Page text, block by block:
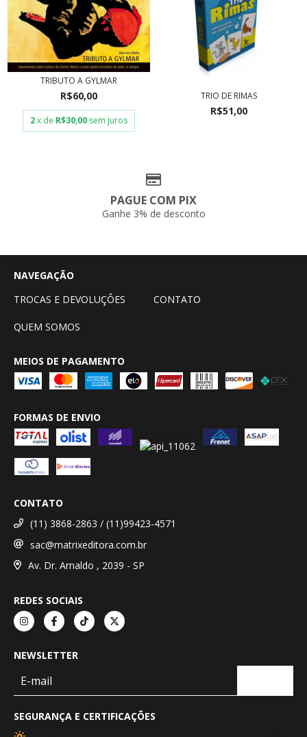
TRIBUTO A GYLMAR
R$60,00
2 x de R$30,00 sem juros
TRIO DE RIMAS
R$51,00
PAGUE COM PIX
Ganhe 3% de desconto
NAVEGAÇÃO
TROCAS E DEVOLUÇÔES
CONTATO
QUEM SOMOS
MEIOS DE PAGAMENTO
FORMAS DE ENVIO
CONTATO
(11) 3868-2863 / (11)99423-4571
sac@matrixeditora.com.br
Av. Dr. Arnaldo , 2039 - SP
REDES SOCIAIS
NEWSLETTER
SEGURANÇA E CERTIFICAÇÕES